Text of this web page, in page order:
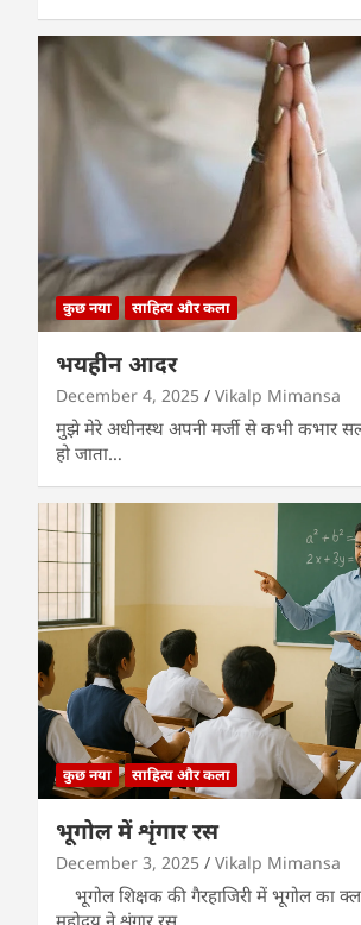
कुछ नया साहित्य और कला
भयहीन आदर
December 4, 2025 Vikalp Mimansa
मुझे मेरे अधीनस्थ अपनी मर्जी से कभी कभार
हो जाता…
कुछ नया साहित्य और कला
भूगोल में शृंगार रस
December 3, 2025 Vikalp Mimansa
भूगोल शिक्षक की गैरहाजिरी में भूगोल का
महोदय ने शृंगार रस…